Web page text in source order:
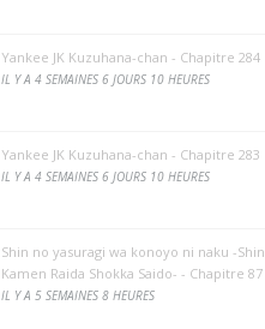
Yankee JK Kuzuhana-chan - Chapitre 284
IL Y A 4 SEMAINES 6 JOURS 10 HEURES
Yankee JK Kuzuhana-chan - Chapitre 283
IL Y A 4 SEMAINES 6 JOURS 10 HEURES
Shin no yasuragi wa konoyo ni naku -Shin
Kamen Raida Shokka Saido- - Chapitre 87
IL Y A 5 SEMAINES 8 HEURES